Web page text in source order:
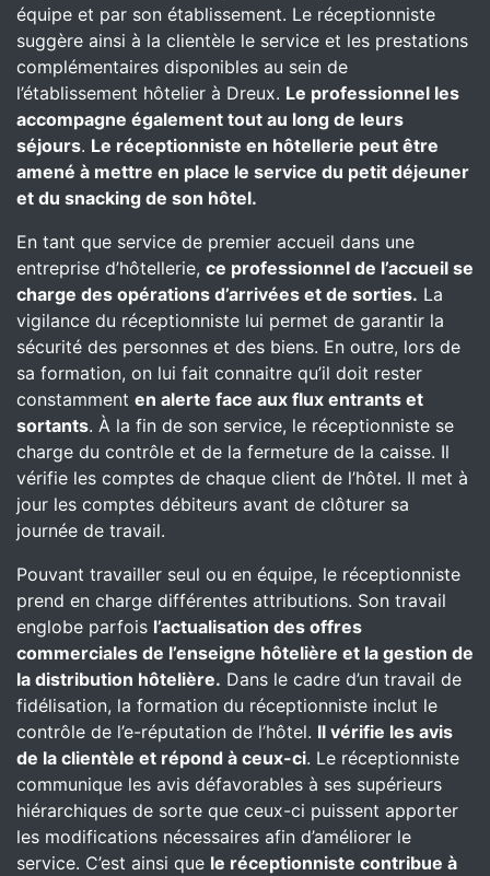
équipe et par son établissement. Le réceptionniste
suggère ainsi à la clientèle le service et les prestations
complémentaires disponibles au sein de
l’établissement hôtelier à Dreux. Le professionnel les
accompagne également tout au long de leurs
séjours. Le réceptionniste en hôtellerie peut être
amené à mettre en place le service du petit déjeuner
et du snacking de son hôtel.
En tant que service de premier accueil dans une
entreprise d’hôtellerie, ce professionnel de l’accueil se
charge des opérations d’arrivées et de sorties. La
vigilance du réceptionniste lui permet de garantir la
sécurité des personnes et des biens. En outre, lors de
sa formation, on lui fait connaitre qu’il doit rester
constamment en alerte face aux flux entrants et
sortants. À la fin de son service, le réceptionniste se
charge du contrôle et de la fermeture de la caisse. Il
vérifie les comptes de chaque client de l’hôtel. Il met à
jour les comptes débiteurs avant de clôturer sa
journée de travail.
Pouvant travailler seul ou en équipe, le réceptionniste
prend en charge différentes attributions. Son travail
englobe parfois l’actualisation des offres
commerciales de l’enseigne hôtelière et la gestion de
la distribution hôtelière. Dans le cadre d’un travail de
fidélisation, la formation du réceptionniste inclut le
contrôle de l’e-réputation de l’hôtel. Il vérifie les avis
de la clientèle et répond à ceux-ci. Le réceptionniste
communique les avis défavorables à ses supérieurs
hiérarchiques de sorte que ceux-ci puissent apporter
les modifications nécessaires afin d’améliorer le
service. C’est ainsi que le réceptionniste contribue à